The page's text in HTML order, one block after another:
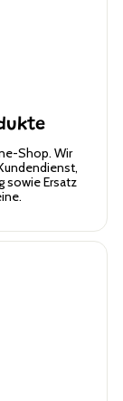
Shop. Wir
sowie Ersatz